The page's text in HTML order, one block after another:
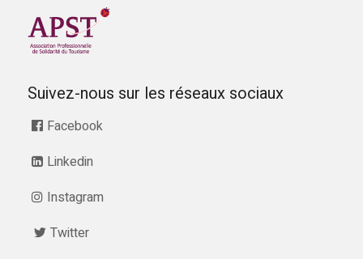
Suivez-nous sur les réseaux sociaux
Facebook
Linkedin
Instagram
Twitter